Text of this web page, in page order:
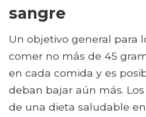
sangre
Un objetivo general para
comer no más de 45
en cada comida y es
deban bajar aún más.
de una dieta saludable